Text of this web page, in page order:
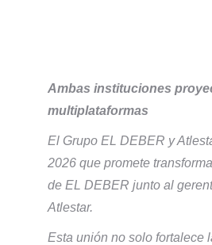
Ambas instituciones
multiplataformas
El Grupo EL DEBER y
2026 que promete
de EL DEBER junto al
Atlestar.
Esta unión no solo fortalece